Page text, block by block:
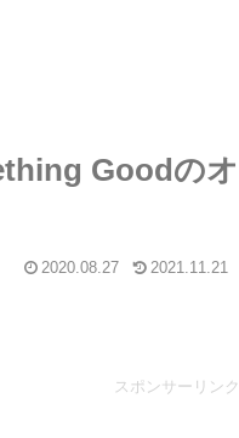
Goodのオ
2020.08.27 2021.11.21
スポンサーリンク